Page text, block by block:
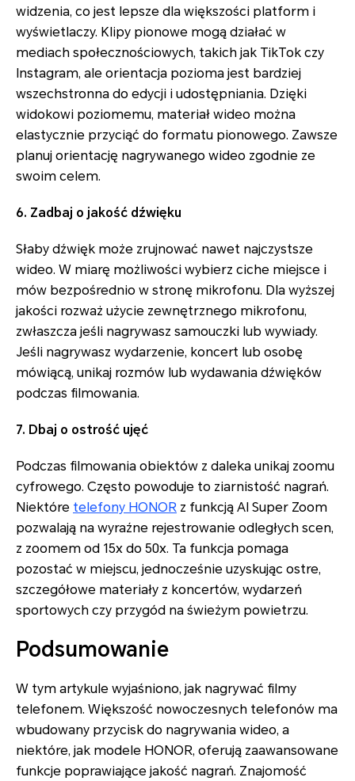
widzenia, co jest lepsze dla większości platform i
wyświetlaczy. Klipy pionowe mogą działać w
mediach społecznościowych, takich jak TikTok czy
Instagram, ale orientacja pozioma jest bardziej
wszechstronna do edycji i udostępniania. Dzięki
widokowi poziomemu, materiał wideo można
elastycznie przyciąć do formatu pionowego. Zawsze
planuj orientację nagrywanego wideo zgodnie ze
swoim celem.
6. Zadbaj o jakość dźwięku
Słaby dźwięk może zrujnować nawet najczystsze
wideo. W miarę możliwości wybierz ciche miejsce i
mów bezpośrednio w stronę mikrofonu. Dla wyższej
jakości rozważ użycie zewnętrznego mikrofonu,
zwłaszcza jeśli nagrywasz samouczki lub wywiady.
Jeśli nagrywasz wydarzenie, koncert lub osobę
mówiącą, unikaj rozmów lub wydawania dźwięków
podczas filmowania.
7. Dbaj o ostrość ujęć
Podczas filmowania obiektów z daleka unikaj zoomu
cyfrowego. Często powoduje to ziarnistość nagrań.
Niektóre telefony HONOR z funkcją AI Super Zoom
pozwalają na wyraźne rejestrowanie odległych scen,
z zoomem od 15x do 50x. Ta funkcja pomaga
pozostać w miejscu, jednocześnie uzyskując ostre,
szczegółowe materiały z koncertów, wydarzeń
sportowych czy przygód na świeżym powietrzu.
Podsumowanie
W tym artykule wyjaśniono, jak nagrywać filmy
telefonem. Większość nowoczesnych telefonów ma
wbudowany przycisk do nagrywania wideo, a
niektóre, jak modele HONOR, oferują zaawansowane
funkcje poprawiające jakość nagrań. Znajomość